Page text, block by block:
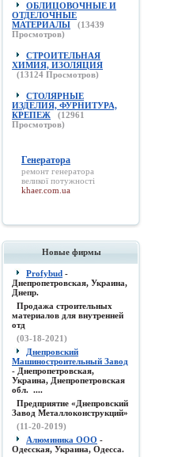
ОБЛИЦОВОЧНЫЕ И
ОТДЕЛОЧНЫЕ
МАТЕРИАЛЫ
(13439
Просмотров)
СТРОИТЕЛЬНАЯ
ХИМИЯ, ИЗОЛЯЦИЯ
(13124 Просмотров)
СТОЛЯРНЫЕ
ИЗДЕЛИЯ, ФУРНИТУРА,
КРЕПЕЖ
(12961
Просмотров)
Генератора
ремонт генератора
великої потужності
khaer.com.ua
Новые фирмы
Profybud -
Днепропетровская, Украина,
Днепр.
Продажа строительных
материалов для внутренней
отд
(03-18-2021)
Днепровский
Машиностроительный Завод
- Днепропетровская,
Украина, Днепропетровская
обл. ....
Предприятие «Днепровский
Завод Металлоконструкций»
(11-20-2019)
Алюминика ООО -
Одесская, Украина, Одесса.